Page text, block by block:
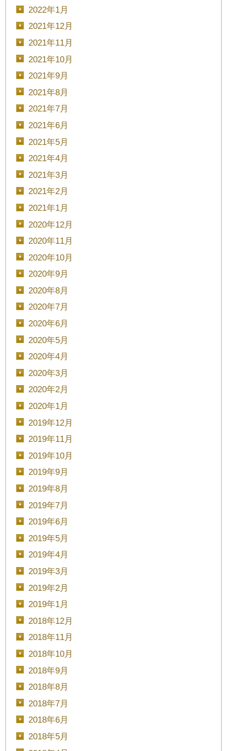
2022年1月
2021年12月
2021年11月
2021年10月
2021年9月
2021年8月
2021年7月
2021年6月
2021年5月
2021年4月
2021年3月
2021年2月
2021年1月
2020年12月
2020年11月
2020年10月
2020年9月
2020年8月
2020年7月
2020年6月
2020年5月
2020年4月
2020年3月
2020年2月
2020年1月
2019年12月
2019年11月
2019年10月
2019年9月
2019年8月
2019年7月
2019年6月
2019年5月
2019年4月
2019年3月
2019年2月
2019年1月
2018年12月
2018年11月
2018年10月
2018年9月
2018年8月
2018年7月
2018年6月
2018年5月
ブライダルフェア
■■■タイトル■■■
TEL.0120-117-548